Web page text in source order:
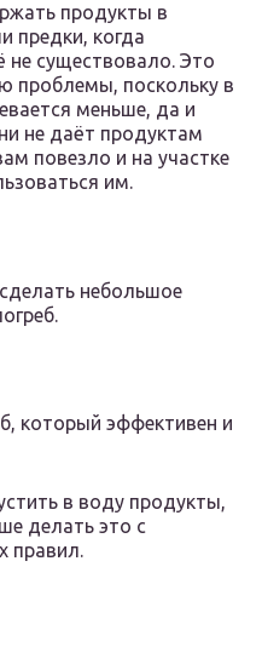
продукты в
предки, когда
не существовало. Это
проблемы, поскольку в
меньше, да и
не даёт продуктам
повезло и на участке
им.
небольшое
который эффективен и
в воду продукты,
делать это с
правил.